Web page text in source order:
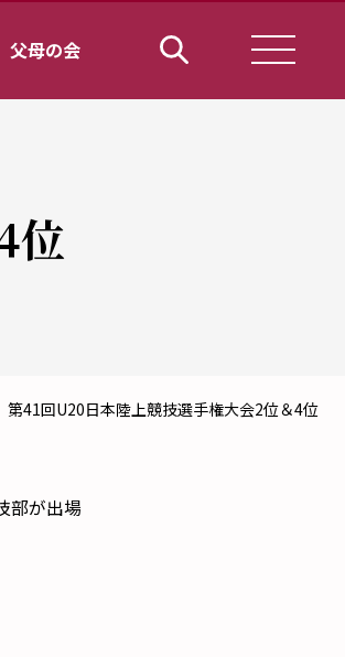
父母の会
位
第41回U20日本陸上競技選手権大会2位＆4位
部が出場